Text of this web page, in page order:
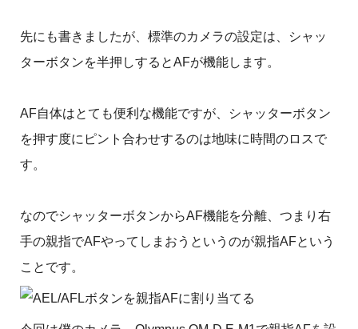
先にも書きましたが、標準のカメラの設定は、シャッ
ターボタンを半押しするとAFが機能します。
AF自体はとても便利な機能ですが、シャッターボタン
を押す度にピント合わせするのは地味に時間のロスで
す。
なのでシャッターボタンからAF機能を分離、つまり右
手の親指でAFやってしまおうというのが親指AFという
ことです。